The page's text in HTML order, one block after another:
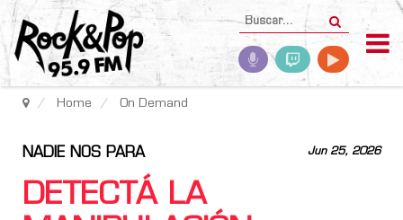
Home On Demand
Jun 25, 2026
NADIE NOS PARA
DETECTÁ LA